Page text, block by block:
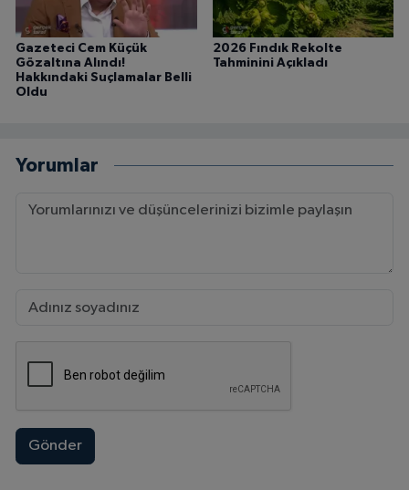
Gazeteci Cem Küçük
Gözaltına Alındı!
Hakkındaki Suçlamalar Belli
Oldu
2026 Fındık Rekolte
Tahminini Açıkladı
Yorumlar
Gönder